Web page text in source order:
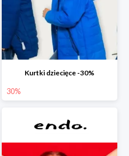
Kurtki dziecięce -30%
30%